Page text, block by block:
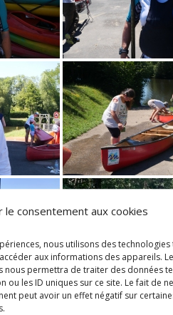
le consentement aux cookies
nous utilisons des technologies
aux informations des appareils.
nous permettra de traiter des données
ou les ID uniques sur ce site. Le fait de
peut avoir un effet négatif sur